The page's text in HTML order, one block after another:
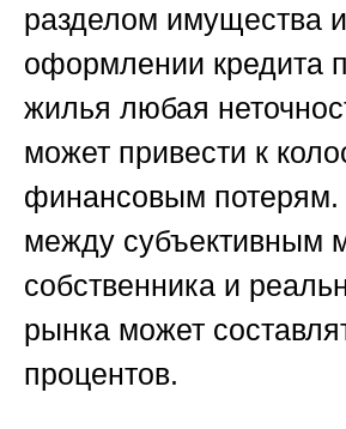
разделом имущества
оформлении кредита
жилья любая
может привести к
финансовым потерям.
между субъективным
собственника и
рынка может
процентов.